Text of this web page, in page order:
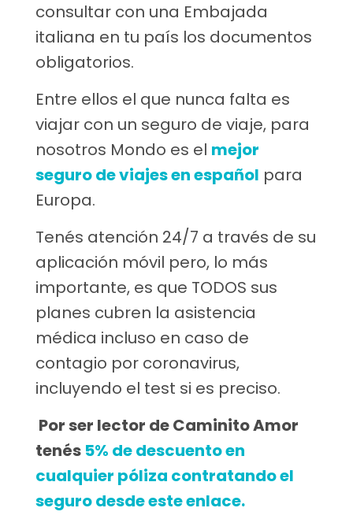
consultar con una Embajada
italiana en tu país los documentos
obligatorios.
Entre ellos el que nunca falta es
viajar con un seguro de viaje, para
nosotros Mondo es el mejor
seguro de viajes en español para
Europa.
Tenés atención 24/7 a través de su
aplicación móvil pero, lo más
importante, es que TODOS sus
planes cubren la asistencia
médica incluso en caso de
contagio por coronavirus,
incluyendo el test si es preciso.
Por ser lector de Caminito Amor
tenés 5% de descuento en
cualquier póliza contratando el
seguro desde este enlace.